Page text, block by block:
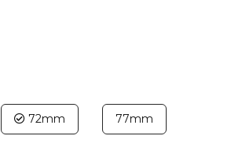
72mm 77mm